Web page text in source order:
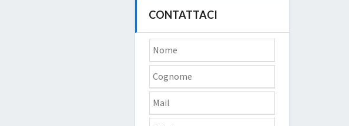
CONTATTACI